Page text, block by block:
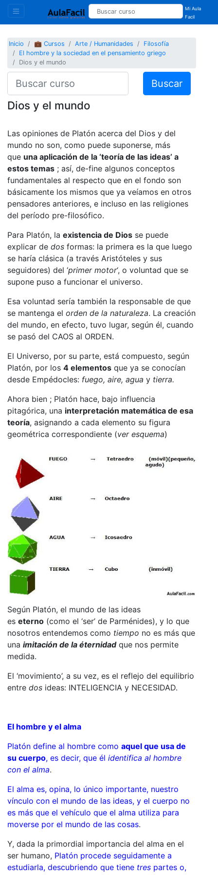
Mi Aula
Facil
Inicio 💼 Cursos Arte / Humanidades
Filosofía
El hombre y la sociedad en el pensamiento griego
Dios y el mundo
Buscar
Dios y el mundo
Las opiniones de Platón acerca del Dios y del
mundo no son, como puede suponerse, más
que una aplicación de la ‘teoría de las ideas’ a
estos temas ; así, de-fine algunos conceptos
fundamentales al respecto que en el fondo son
básicamente los mismos que ya veíamos en otros
pensadores anteriores, e incluso en las religiones
del período pre-filosófico.
Para Platón, la existencia de Dios se puede
explicar de dos formas: la primera es la que luego
se haría clásica (a través Aristóteles y sus
seguidores) del ‘primer motor‘, o voluntad que se
supone puso a funcionar el universo.
Esa voluntad sería también la responsable de que
se mantenga el orden de la naturaleza. La creación
del mundo, en efecto, tuvo lugar, según él, cuando
se pasó del CAOS al ORDEN.
El Universo, por su parte, está compuesto, según
Platón, por los 4 elementos que ya se conocían
desde Empédocles: fuego, aire, agua y tierra.
Ahora bien ; Platón hace, bajo influencia
pitagórica, una interpretación matemática de esa
teoría, asignando a cada elemento su figura
geométrica correspondiente (ver esquema)
Según Platón, el mundo de las ideas
es eterno (como el ‘ser’ de Parménides), y lo que
nosotros entendemos como tiempo no es más que
una imitación de la éternidadque nos permite
medida.
El ‘movimiento’, a su vez, es el reflejo del equilibrio
entre dos ideas: INTELIGENCIA y NECESIDAD.
El hombre y el alma
Platón define al hombre como aquel que usa de
su cuerpo, es decir, que él identifica al hombre
con el alma.
El alma es, opina, lo único importante, nuestro
vínculo con el mundo de las ideas, y el cuerpo no
es más que el vehículo que el alma utiliza para
moverse por el mundo de las cosas.
Y, dada la primordial importancia del alma en el
ser humano, Platón procede seguidamente a
estudiarla, descubriendo que tiene tres partes o,